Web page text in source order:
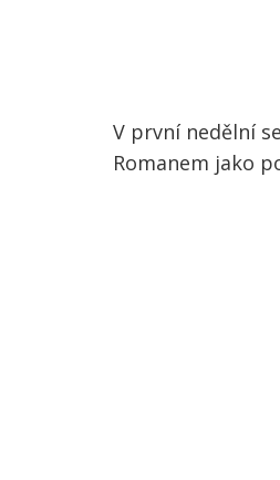
V první nedělní
Romanem jako